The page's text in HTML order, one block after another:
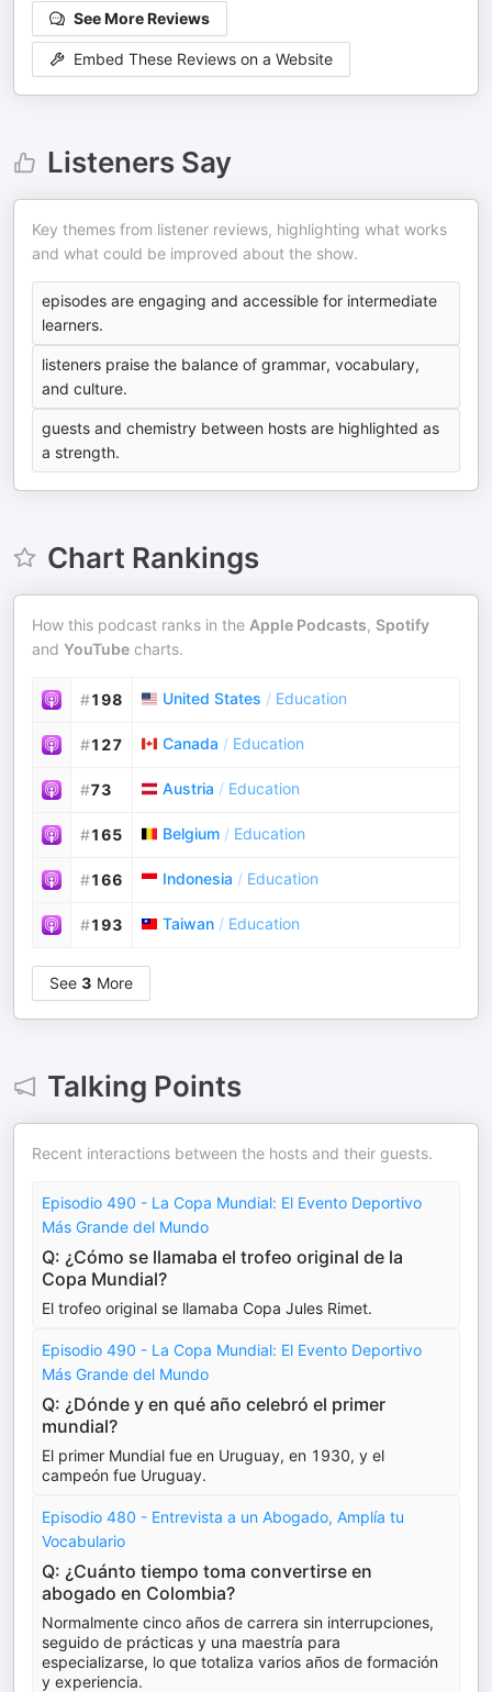
See More Reviews
Embed These Reviews on a Website
Listeners Say
Key themes from listener reviews, highlighting what works
and what could be improved about the show.
episodes are engaging and accessible for intermediate
learners.
listeners praise the balance of grammar, vocabulary,
and culture.
guests and chemistry between hosts are highlighted as
a strength.
Chart Rankings
How this podcast ranks in the Apple Podcasts, Spotify
and YouTube charts.
#198 United States / Education
#127 Canada / Education
#73 Austria / Education
#165 Belgium / Education
#166 Indonesia / Education
#193 Taiwan / Education
See 3 More
Talking Points
Recent interactions between the hosts and their guests.
Episodio 490 - La Copa Mundial: El Evento Deportivo
Más Grande del Mundo
Q: ¿Cómo se llamaba el trofeo original de la
Copa Mundial?
El trofeo original se llamaba Copa Jules Rimet.
Episodio 490 - La Copa Mundial: El Evento Deportivo
Más Grande del Mundo
Q: ¿Dónde y en qué año celebró el primer
mundial?
El primer Mundial fue en Uruguay, en 1930, y el
campeón fue Uruguay.
Episodio 480 - Entrevista a un Abogado, Amplía tu
Vocabulario
Q: ¿Cuánto tiempo toma convertirse en
abogado en Colombia?
Normalmente cinco años de carrera sin interrupciones,
seguido de prácticas y una maestría para
especializarse, lo que totaliza varios años de formación
y experiencia.